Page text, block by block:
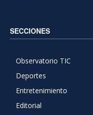
SECCIONES
Observatorio TIC
Deportes
Entretenimiento
Editorial